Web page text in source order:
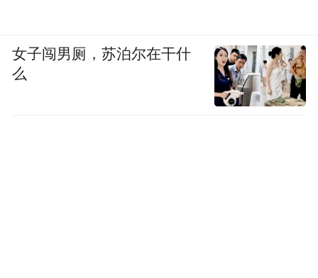
女子闯男厕，苏泊尔在干什
么